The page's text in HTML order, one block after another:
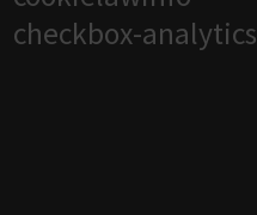
checkbox-analytics